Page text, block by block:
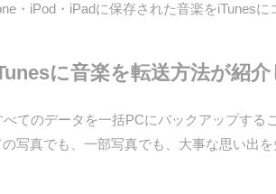
・iPod・iPadに保存された音楽をiTunesに
に音楽を転送方法が紹介
てのデータを一括PCにバックアップする
写真でも、一部写真でも、大事な思い出